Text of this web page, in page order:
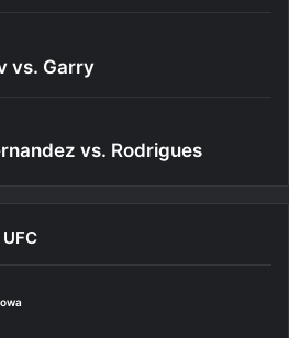
vs. Garry
vs. Rodrigues